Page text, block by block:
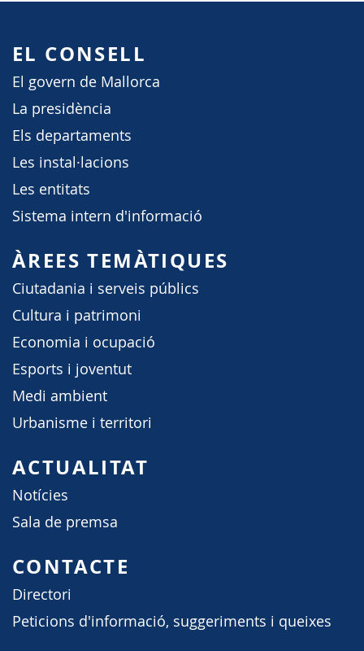
EL CONSELL
El govern de Mallorca
La presidència
Els departaments
Les instal·lacions
Les entitats
Sistema intern d'informació
ÀREES TEMÀTIQUES
Ciutadania i serveis públics
Cultura i patrimoni
Economia i ocupació
Esports i joventut
Medi ambient
Urbanisme i territori
ACTUALITAT
Notícies
Sala de premsa
CONTACTE
Directori
Peticions d'informació, suggeriments i queixes